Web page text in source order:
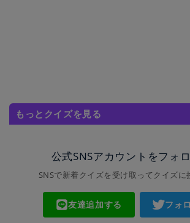
もっとクイズを見る
公式SNSアカウントをフォ
SNSで新着クイズを受け取ってクイズに
友達追加する フォ